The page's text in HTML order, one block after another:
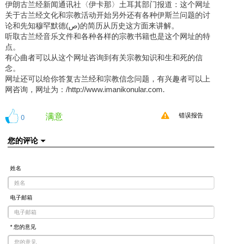
伊朗古兰经新闻通讯社〈伊卡那〉土耳其部门报道：这个网址
关于古兰经文化和宗教活动开始另外还有各种伊斯兰问题的讨
论和先知穆罕默德(ص)的简历从历史这方面来讲解。
听取古兰经音乐文件和各种各样的宗教书籍也是这个网址的特
点。
有心曲者可以从这个网址咨询到有关宗教知识和生和死的信
念。
网址还可以给你答复古兰经和宗教信念问题，有兴趣者可以上
网咨询，网址为：/http://www.imanikonular.com.
0 满意 错误报告
您的评论
姓名
电子邮箱
* 您的意见